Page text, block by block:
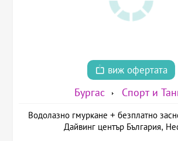
виж офертата
Бургас Спорт и
Водолазно гмуркане + безплатно
Дайвинг център България,